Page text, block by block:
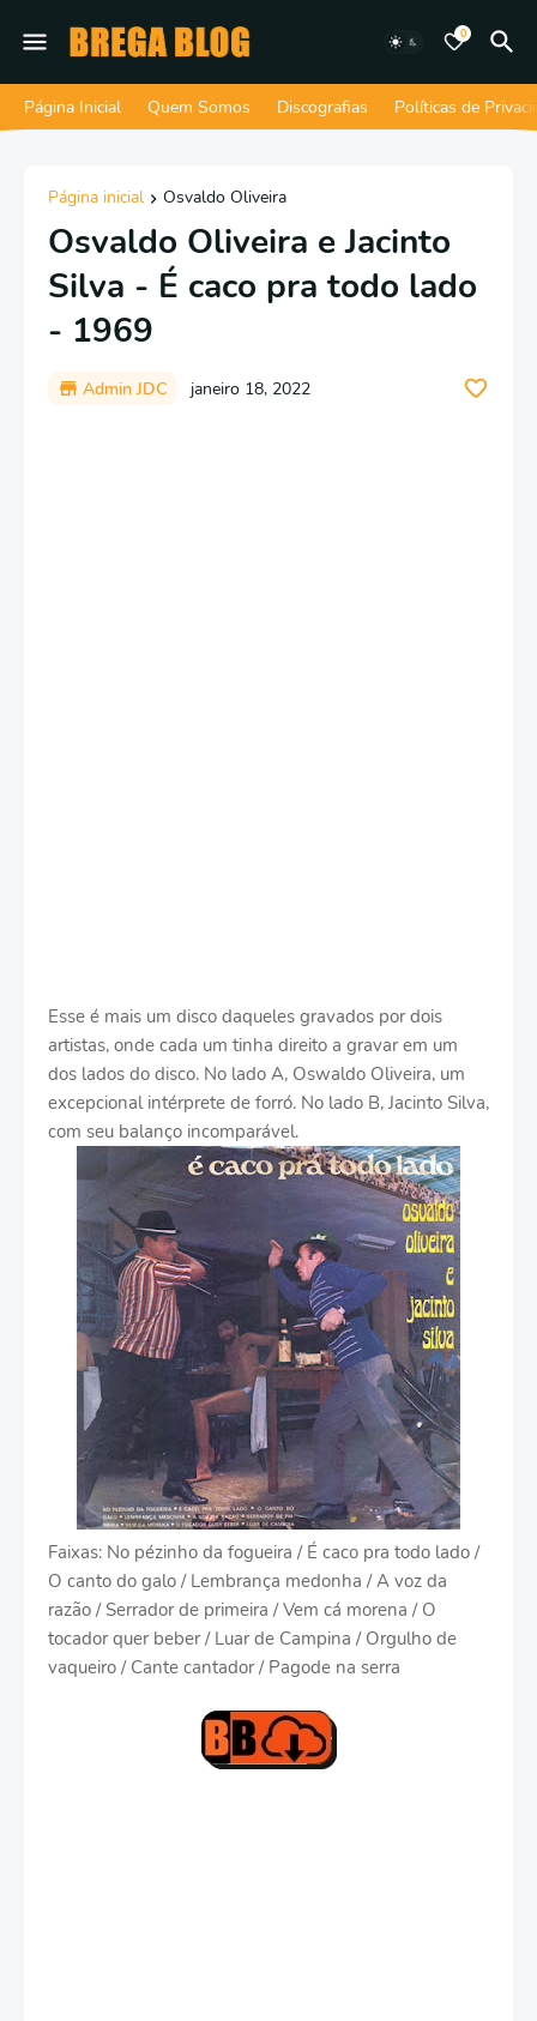
0
Página Inicial Quem Somos Discografias Políticas de
Página inicial Osvaldo Oliveira
Osvaldo Oliveira e Jacinto
Silva - É caco pra todo lado
- 1969
Admin JDC janeiro 18, 2022
Esse é mais um disco daqueles gravados por dois
artistas, onde cada um tinha direito a gravar em um
dos lados do disco. No lado A, Oswaldo Oliveira, um
excepcional intérprete de forró. No lado B, Jacinto Silva,
com seu balanço incomparável.
Faixas: No pézinho da fogueira / É caco pra todo lado /
O canto do galo / Lembrança medonha / A voz da
razão / Serrador de primeira / Vem cá morena / O
tocador quer beber / Luar de Campina / Orgulho de
vaqueiro / Cante cantador / Pagode na serra